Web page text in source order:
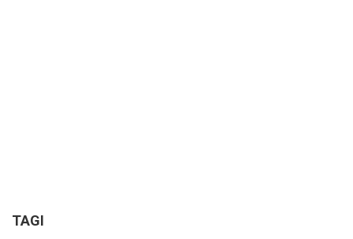
TAGI